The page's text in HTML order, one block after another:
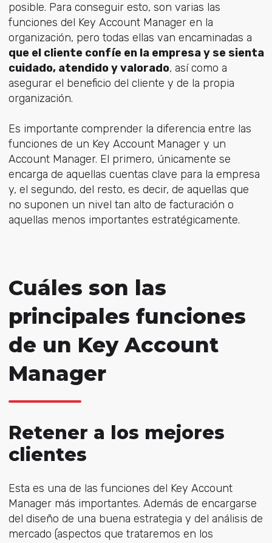
posible. Para conseguir esto, son varias las
funciones del Key Account Manager en la
organización, pero todas ellas van encaminadas a
que el cliente confíe en la empresa y se sienta
cuidado, atendido y valorado, así como a
asegurar el beneficio del cliente y de la propia
organización.
Es importante comprender la diferencia entre las
funciones de un Key Account Manager y un
Account Manager. El primero, únicamente se
encarga de aquellas cuentas clave para la empresa
y, el segundo, del resto, es decir, de aquellas que
no suponen un nivel tan alto de facturación o
aquellas menos importantes estratégicamente.
Cuáles son las
principales funciones
de un Key Account
Manager
Retener a los mejores
clientes
Esta es una de las funciones del Key Account
Manager más importantes. Además de encargarse
del diseño de una buena estrategia y del análisis de
mercado (aspectos que trataremos en los